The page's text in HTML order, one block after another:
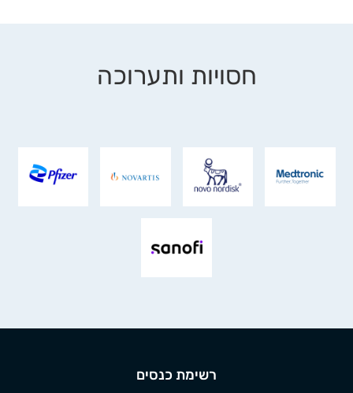
חסויות ותערוכה
רשימת כנסים